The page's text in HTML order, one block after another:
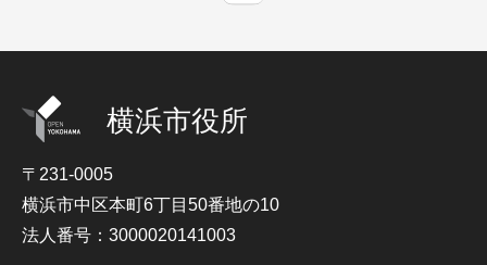
横浜市役所
〒231-0005
横浜市中区本町6丁目50番地の10
法人番号：3000020141003